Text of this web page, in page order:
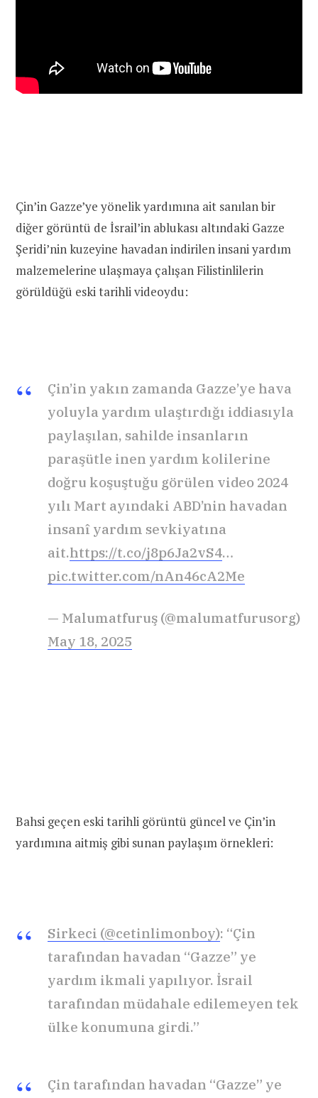
Çin’in Gazze’ye yönelik yardımına ait sanılan bir
diğer görüntü de İsrail’in ablukası altındaki Gazze
Şeridi’nin kuzeyine havadan indirilen insani yardım
malzemelerine ulaşmaya çalışan Filistinlilerin
görüldüğü eski tarihli videoydu:
Çin’in yakın zamanda Gazze’ye hava
yoluyla yardım ulaştırdığı iddiasıyla
paylaşılan, sahilde insanların
paraşütle inen yardım kolilerine
doğru koşuştuğu görülen video 2024
yılı Mart ayındaki ABD’nin havadan
insanî yardım sevkiyatına
ait.https://t.co/j8p6Ja2vS4…
pic.twitter.com/nAn46cA2Me
— Malumatfuruş (@malumatfurusorg)
May 18, 2025
Bahsi geçen eski tarihli görüntü güncel ve Çin’in
yardımına aitmiş gibi sunan paylaşım örnekleri:
Sirkeci (@cetinlimonboy): “Çin
tarafından havadan “Gazze” ye
yardım ikmali yapılıyor. İsrail
tarafından müdahale edilemeyen tek
ülke konumuna girdi.”
Çin tarafından havadan “Gazze” ye